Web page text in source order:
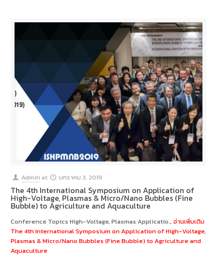
Admin at มกราคม 3, 2019
The 4th International Symposium on Application of
High-Voltage, Plasmas & Micro/Nano Bubbles (Fine
Bubble) to Agriculture and Aquaculture
Conference Topics High-Voltage, Plasmas Applicatio…อ่านเพิ่มเติม
The 4th International Symposium on Application of High-Voltage,
Plasmas & Micro/Nano Bubbles (Fine Bubble) to Agriculture and
Aquaculture